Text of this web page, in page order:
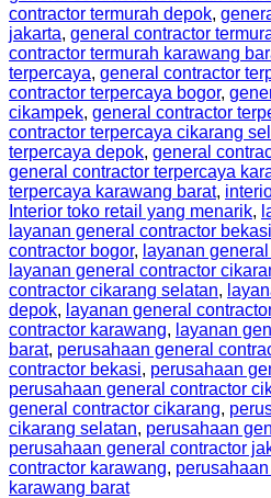
contractor termurah depok,
jakarta, general contractor
contractor termurah karawang
terpercaya, general contractor
contractor terpercaya bogor,
cikampek, general contractor
contractor terpercaya cikarang
terpercaya depok, general
general contractor terpercaya
terpercaya karawang barat,
Interior toko retail yang menarik,
layanan general contractor bekasi
contractor bogor, layanan
layanan general contractor
contractor cikarang selatan,
depok, layanan general
contractor karawang, layanan
barat, perusahaan general
contractor bekasi, perusahaan
perusahaan general contractor
general contractor cikarang,
cikarang selatan, perusahaan
perusahaan general contractor
contractor karawang,
karawang barat